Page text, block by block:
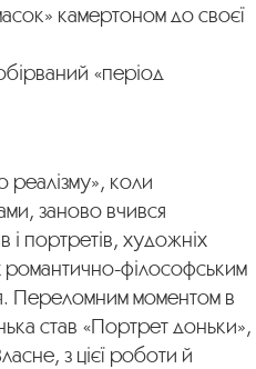
камертоном до своєї
«період
реалізму», коли
заново вчився
і портретів, художніх
романтично-філософським
Переломним моментом в
став «Портрет доньки»,
з цієї роботи й